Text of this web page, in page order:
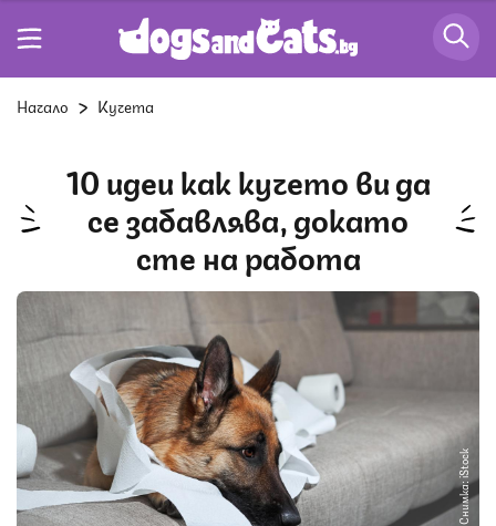
Начало Кучета
10 идеи как кучето ви да
се забавлява, докато
сте на работа
Снимка: iStock